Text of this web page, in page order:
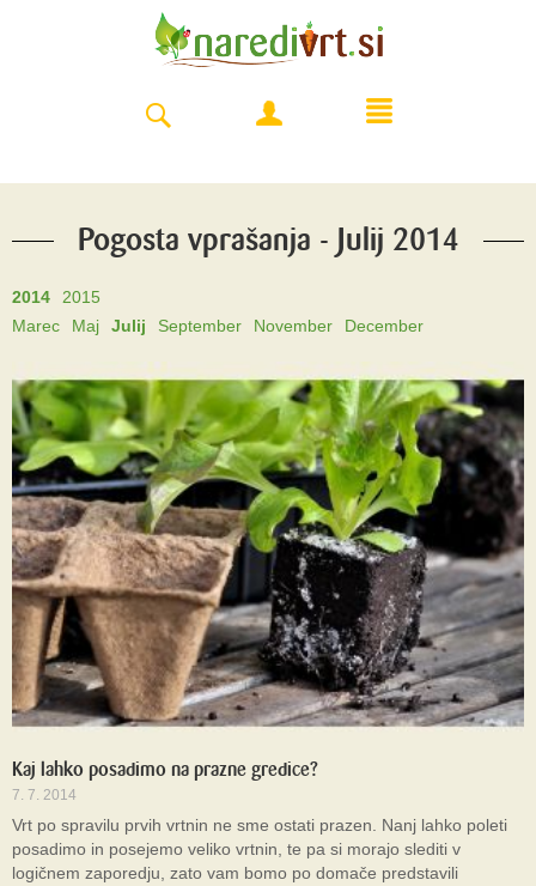
Pogosta vprašanja - Julij 2014
2014
2015
Marec
Maj Julij September November December
Kaj lahko posadimo na prazne gredice?
7. 7. 2014
Vrt po spravilu prvih vrtnin ne sme ostati prazen. Nanj lahko poleti
posadimo in posejemo veliko vrtnin, te pa si morajo slediti v
logičnem zaporedju, zato vam bomo po domače predstavili